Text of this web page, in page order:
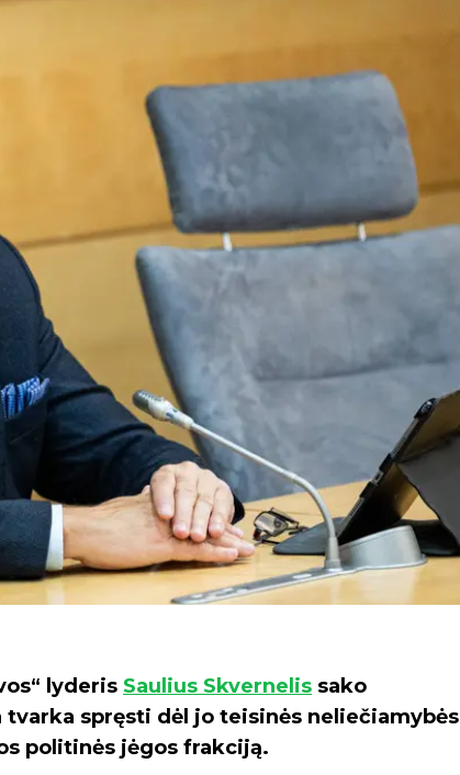
lyderis Saulius Skvernelis sako
spręsti dėl jo teisinės neliečiamybės
politinės jėgos frakciją.